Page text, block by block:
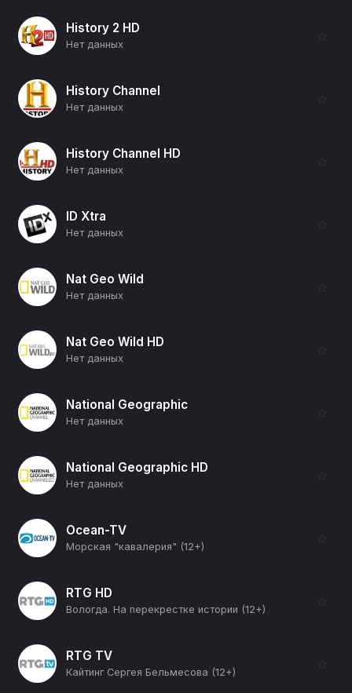
History 2 HD
Нет данных
☆
History Channel
Нет данных
☆
History Channel HD
Нет данных
☆
ID Xtra
Нет данных
☆
Nat Geo Wild
Нет данных
☆
Nat Geo Wild HD
Нет данных
☆
National Geographic
Нет данных
☆
National Geographic HD
Нет данных
☆
Ocean-TV
Морская "кавалерия" (12+)
☆
RTG HD
Вологда. На перекрестке истории (12+)
☆
RTG TV
Кайтинг Сергея Бельмесова (12+)
☆